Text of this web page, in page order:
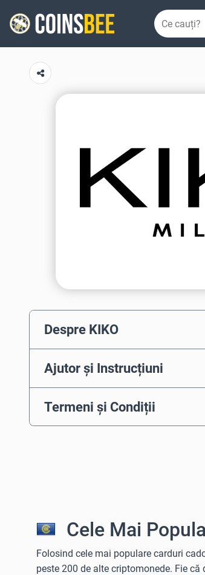
Despre KIKO
Ajutor și Instrucțiuni
Termeni și Condiții
Cele Mai
Folosind cele mai populare carduri
peste 200 de alte criptomonede. Fie